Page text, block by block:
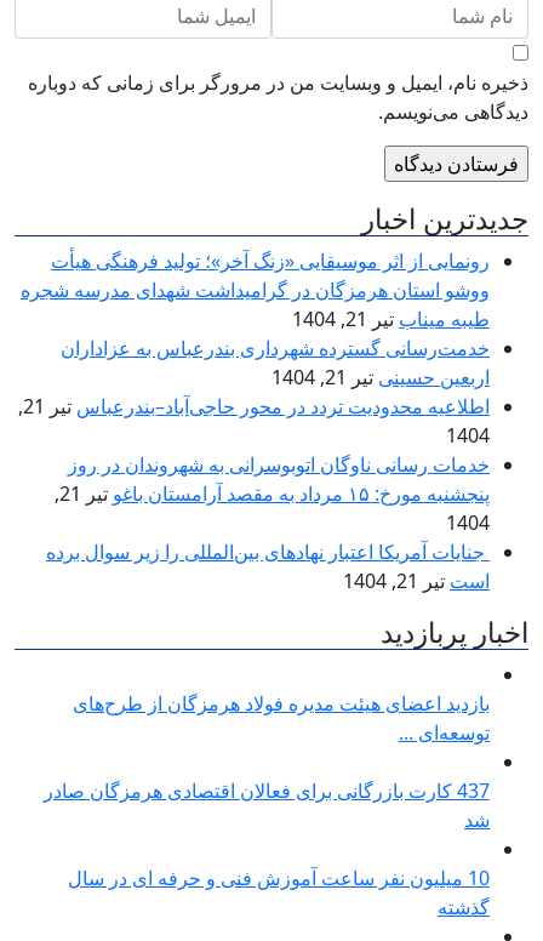
ذخیره نام، ایمیل و وبسایت من در مرورگر برای زمانی که دوباره
دیدگاهی می‌نویسم.
جدیدترین اخبار
رونمایی از اثر موسیقایی «زنگ آخر»؛ تولید فرهنگی هیأت
ووشو استان هرمزگان در گرامیداشت شهدای مدرسه شجره
طیبه میناب تیر 21, 1404
خدمت‌رسانی گسترده شهرداری بندرعباس به عزاداران
اربعین حسینی تیر 21, 1404
اطلاعیه محدودیت تردد در محور حاجی‌آباد–بندرعباس
تیر 21,
1404
خدمات رسانی ناوگان اتوبوسرانی به شهروندان در روز
پنجشنبه مورخ: ۱۵ مرداد به مقصد آرامستان باغو
تیر 21,
1404
جنایات آمریکا اعتبار نهادهای بین‌المللی را زیر سوال برده
است تیر 21, 1404
اخبار پربازدید
بازدید اعضای هیئت مدیره فولاد هرمزگان از طرح‌های
توسعه‌ای ...
437 کارت بازرگانی برای فعالان اقتصادی هرمزگان صادر
شد
10 میلیون نفر ساعت آموزش فنی و حرفه ای در سال
گذشته